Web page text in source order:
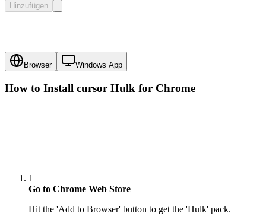
Hinzufügen
Browser Windows App
How to Install cursor Hulk for Chrome
1
Go to Chrome Web Store
Hit the 'Add to Browser' button to get the 'Hulk' pack.